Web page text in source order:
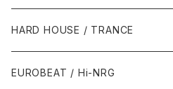
1980年代
1987年・以前
1990年代
HARD HOUSE / TRANCE
1990年代
EUROBEAT / Hi-NRG